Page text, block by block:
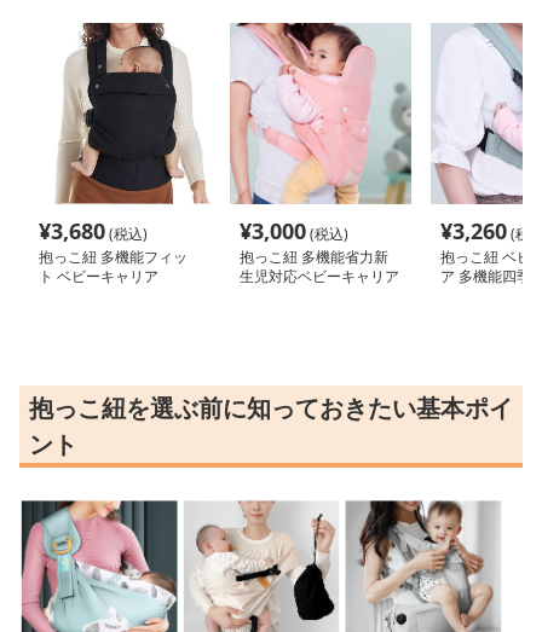
¥3,680(税込)
抱っこ紐 多機能フィッ
ト ベビーキャリア
¥3,000(税込)
抱っこ紐 多機能省力新
生児対応ベビーキャリア
¥3,260(税
抱っこ紐 ベビ
ア 多機能四季
抱っこ紐を選ぶ前に知っておきたい基本ポイ
ント